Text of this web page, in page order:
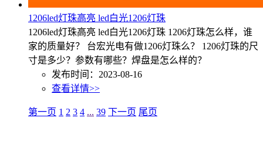
1206led灯珠高亮 led白光1206灯珠
1206led灯珠高亮 led白光1206灯珠 1206灯珠怎么样，谁
家的质量好？ 台宏光电有做1206灯珠么？ 1206灯珠的尺
寸是多少？参数有哪些？焊盘是怎么样的？
发布时间：2023-08-16
查看详情>>
第一页 1 2 3 4 ... 39 下一页 尾页